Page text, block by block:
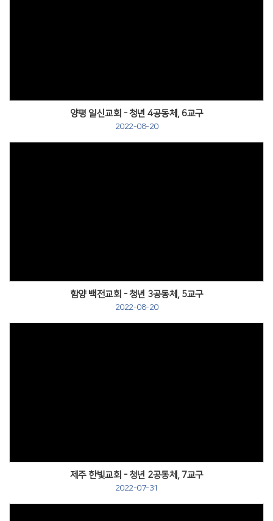
양평 일신교회 - 청년 4공동체, 6교구
2022-08-20
함양 백전교회 - 청년 3공동체, 5교구
2022-08-20
제주 한빛교회 - 청년 2공동체, 7교구
2022-07-31